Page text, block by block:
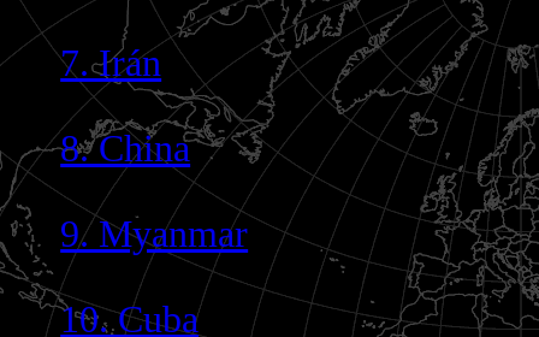
7. Irán
8. China
9. Myanmar
10. Cuba